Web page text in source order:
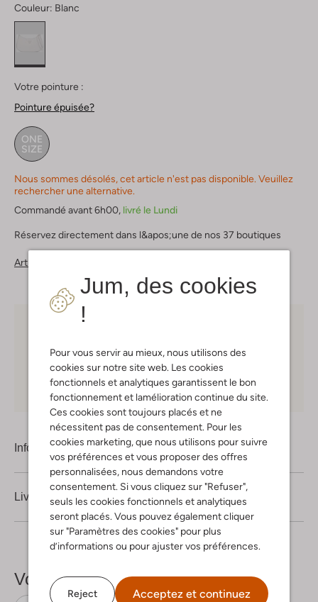
Jum, des cookies
!
Pour vous servir au mieux, nous utilisons des
cookies sur notre site web. Les cookies
fonctionnels et analytiques garantissent le bon
fonctionnement et lamélioration continue du site.
Ces cookies sont toujours placés et ne
nécessitent pas de consentement. Pour les
cookies marketing, que nous utilisons pour suivre
vos préférences et vous proposer des offres
personnalisées, nous demandons votre
consentement. Si vous cliquez sur "Refuser",
seuls les cookies fonctionnels et analytiques
seront placés. Vous pouvez également cliquer
sur "Paramètres des cookies" pour plus
d’informations ou pour ajuster vos préférences.
Reject Acceptez et continuez
Couleur: Blanc
Votre pointure :
Pointure épuisée?
ONE
SIZE
Nous sommes désolés, cet article n'est pas disponible. Veuillez
rechercher une alternative.
Commandé avant 6h00, livré le Lundi
Réservez directement dans l&apos;une de nos 37 boutiques
Articles similaires
30 joursde retours
Shopping en ligne en toute sécurité
Information produit
Livraison & retours
Voir plus